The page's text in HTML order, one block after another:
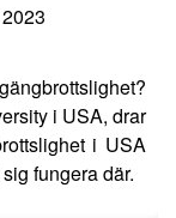
i USA, drar
i USA
fungera där.